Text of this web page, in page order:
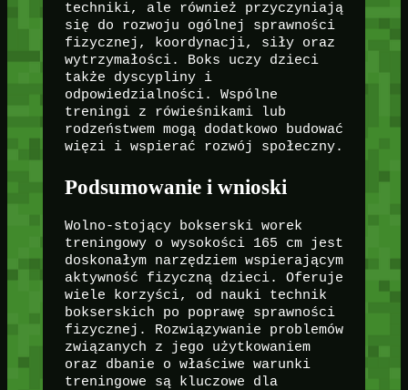
techniki, ale również przyczyniają
się do rozwoju ogólnej sprawności
fizycznej, koordynacji, siły oraz
wytrzymałości. Boks uczy dzieci
także dyscypliny i
odpowiedzialności. Wspólne
treningi z rówieśnikami lub
rodzeństwem mogą dodatkowo budować
więzi i wspierać rozwój społeczny.
Podsumowanie i wnioski
Wolno-stojący bokserski worek
treningowy o wysokości 165 cm jest
doskonałym narzędziem wspierającym
aktywność fizyczną dzieci. Oferuje
wiele korzyści, od nauki technik
bokserskich po poprawę sprawności
fizycznej. Rozwiązywanie problemów
związanych z jego użytkowaniem
oraz dbanie o właściwe warunki
treningowe są kluczowe dla